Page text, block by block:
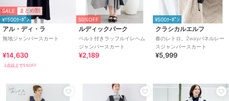
SALE まとめ割
¥1500ｸｰﾎﾟﾝ
アル・ディ・ラ
無地ジャンパースカート
¥14,630
2点以上で5%OFF
50%OFF
ルディックパーク
ベルト付きラッフルイレヘム
ジャンパースカート
¥2,189
¥500ｸｰﾎﾟﾝ
クラシカルエルフ
春のレトロ。2wayパネルレー
スジャンパースカート
¥5,999